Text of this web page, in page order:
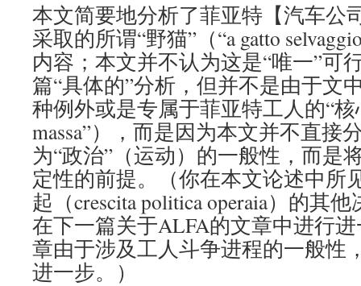
本文简要地分析了菲亚特【汽车公
采取的所谓“野猫”（“a gatto
内容；本文并不认为这是“唯一”可
篇“具体的”分析，但并不是由于文
种例外或是专属于菲亚特工人的“核
massa”），而是因为本文并不直接
为“政治”（运动）的一般性，而是
定性的前提。（你在本文论述中所
起（crescita politica operaia）的其
在下一篇关于ALFA的文章中进行
章由于涉及工人斗争进程的一般性
进一步。）